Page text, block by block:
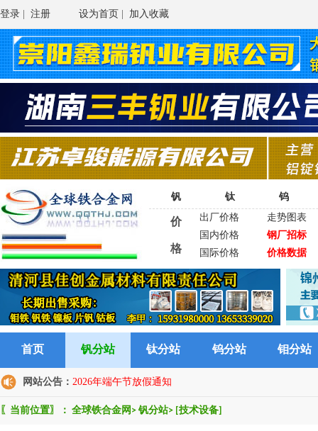
登录 注册 设为首页 加入收藏
钒 钛 钨
价
格
出厂价格
走势图表
国内价格
钢厂招标
国际价格
价格数据
首页 钒分站 钛分站 钨分站 钼分站
网站公告： 2026年端午节放假通知
〖当前位置〗： 全球铁合金网 > 钒分站> [技术设备]